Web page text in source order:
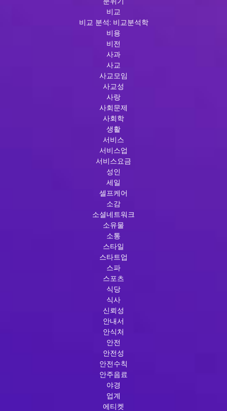
비교
비교 분석: 비교분석학
비용
비전
사과
사교
사교모임
사교성
사랑
사회문제
사회학
생활
서비스
서비스업
서비스요금
성인
세일
셀프케어
소감
소셜네트워크
소유물
소통
스타일
스타트업
스파
스포츠
식당
식사
신뢰성
안내서
안식처
안전
안전성
안전수칙
안주음료
야경
업계
에티켓